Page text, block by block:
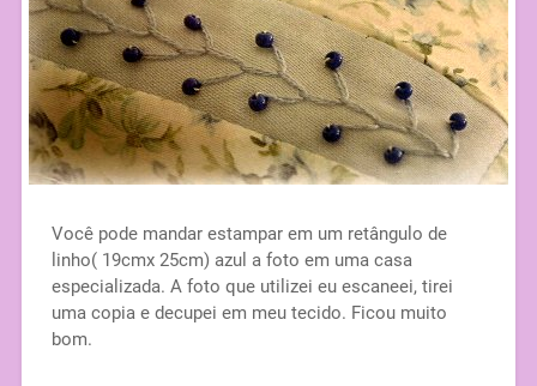
Você pode mandar estampar em um retângulo de
linho( 19cmx 25cm) azul a foto em uma casa
especializada. A foto que utilizei eu escaneei, tirei
uma copia e decupei em meu tecido. Ficou muito
bom.